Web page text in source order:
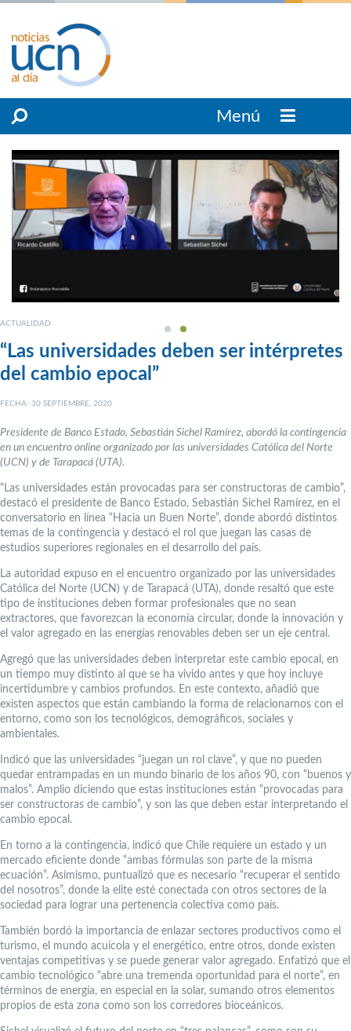
Menú
ACTUALIDAD
“Las universidades deben ser intérpretes
del cambio epocal”
FECHA: 30 SEPTIEMBRE, 2020
Presidente de Banco Estado, Sebastián Sichel Ramírez, abordó la contingencia
en un encuentro online organizado por las universidades Católica del Norte
(UCN) y de Tarapacá (UTA).
“Las universidades están provocadas para ser constructoras de cambio”,
destacó el presidente de Banco Estado, Sebastián Sichel Ramírez, en el
conversatorio en línea “Hacia un Buen Norte”, donde abordó distintos
temas de la contingencia y destacó el rol que juegan las casas de
estudios superiores regionales en el desarrollo del país.
La autoridad expuso en el encuentro organizado por las universidades
Católica del Norte (UCN) y de Tarapacá (UTA), donde resaltó que este
tipo de instituciones deben formar profesionales que no sean
extractores, que favorezcan la economía circular, donde la innovación y
el valor agregado en las energías renovables deben ser un eje central.
Agregó que las universidades deben interpretar este cambio epocal, en
un tiempo muy distinto al que se ha vivido antes y que hoy incluye
incertidumbre y cambios profundos. En este contexto, añadió que
existen aspectos que están cambiando la forma de relacionarnos con el
entorno, como son los tecnológicos, demográficos, sociales y
ambientales.
Indicó que las universidades “juegan un rol clave”, y que no pueden
quedar entrampadas en un mundo binario de los años 90, con “buenos y
malos”. Amplio diciendo que estas instituciones están “provocadas para
ser constructoras de cambio”, y son las que deben estar interpretando el
cambio epocal.
En torno a la contingencia, indicó que Chile requiere un estado y un
mercado eficiente donde “ambas fórmulas son parte de la misma
ecuación”. Asimismo, puntualizó que es necesario “recuperar el sentido
del nosotros”, donde la elite esté conectada con otros sectores de la
sociedad para lograr una pertenencia colectiva como país.
También bordó la importancia de enlazar sectores productivos como el
turismo, el mundo acuícola y el energético, entre otros, donde existen
ventajas competitivas y se puede generar valor agregado. Enfatizó que el
cambio tecnológico “abre una tremenda oportunidad para el norte”, en
términos de energía, en especial en la solar, sumando otros elementos
propios de esta zona como son los corredores bioceánicos.